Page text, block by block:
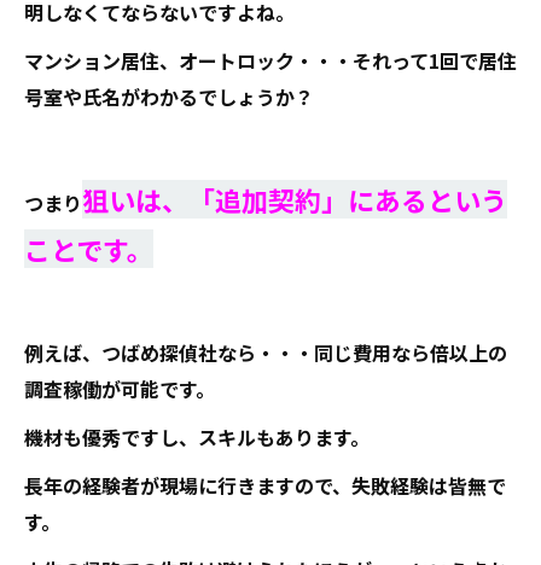
明しなくてならないですよね。
マンション居住、オートロック・・・それって1回で居住
号室や氏名がわかるでしょうか？
つまり狙いは、「追加契約」にあるという
ことです。
例えば、つばめ探偵社なら・・・同じ費用なら倍以上の
調査稼働が可能です。
機材も優秀ですし、スキルもあります。
長年の経験者が現場に行きますので、失敗経験は皆無で
す。